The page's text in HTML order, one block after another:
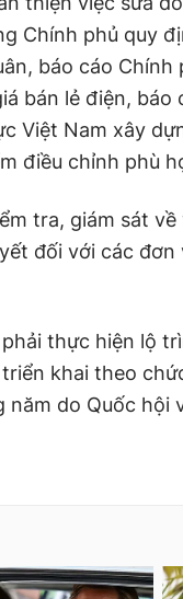
Chính phủ quy
báo cáo
bán lẻ điện,
Việt Nam xây
điều chỉnh phù
tra, giám sát về
đối với các
thực hiện lộ
khai theo
do Quốc hội